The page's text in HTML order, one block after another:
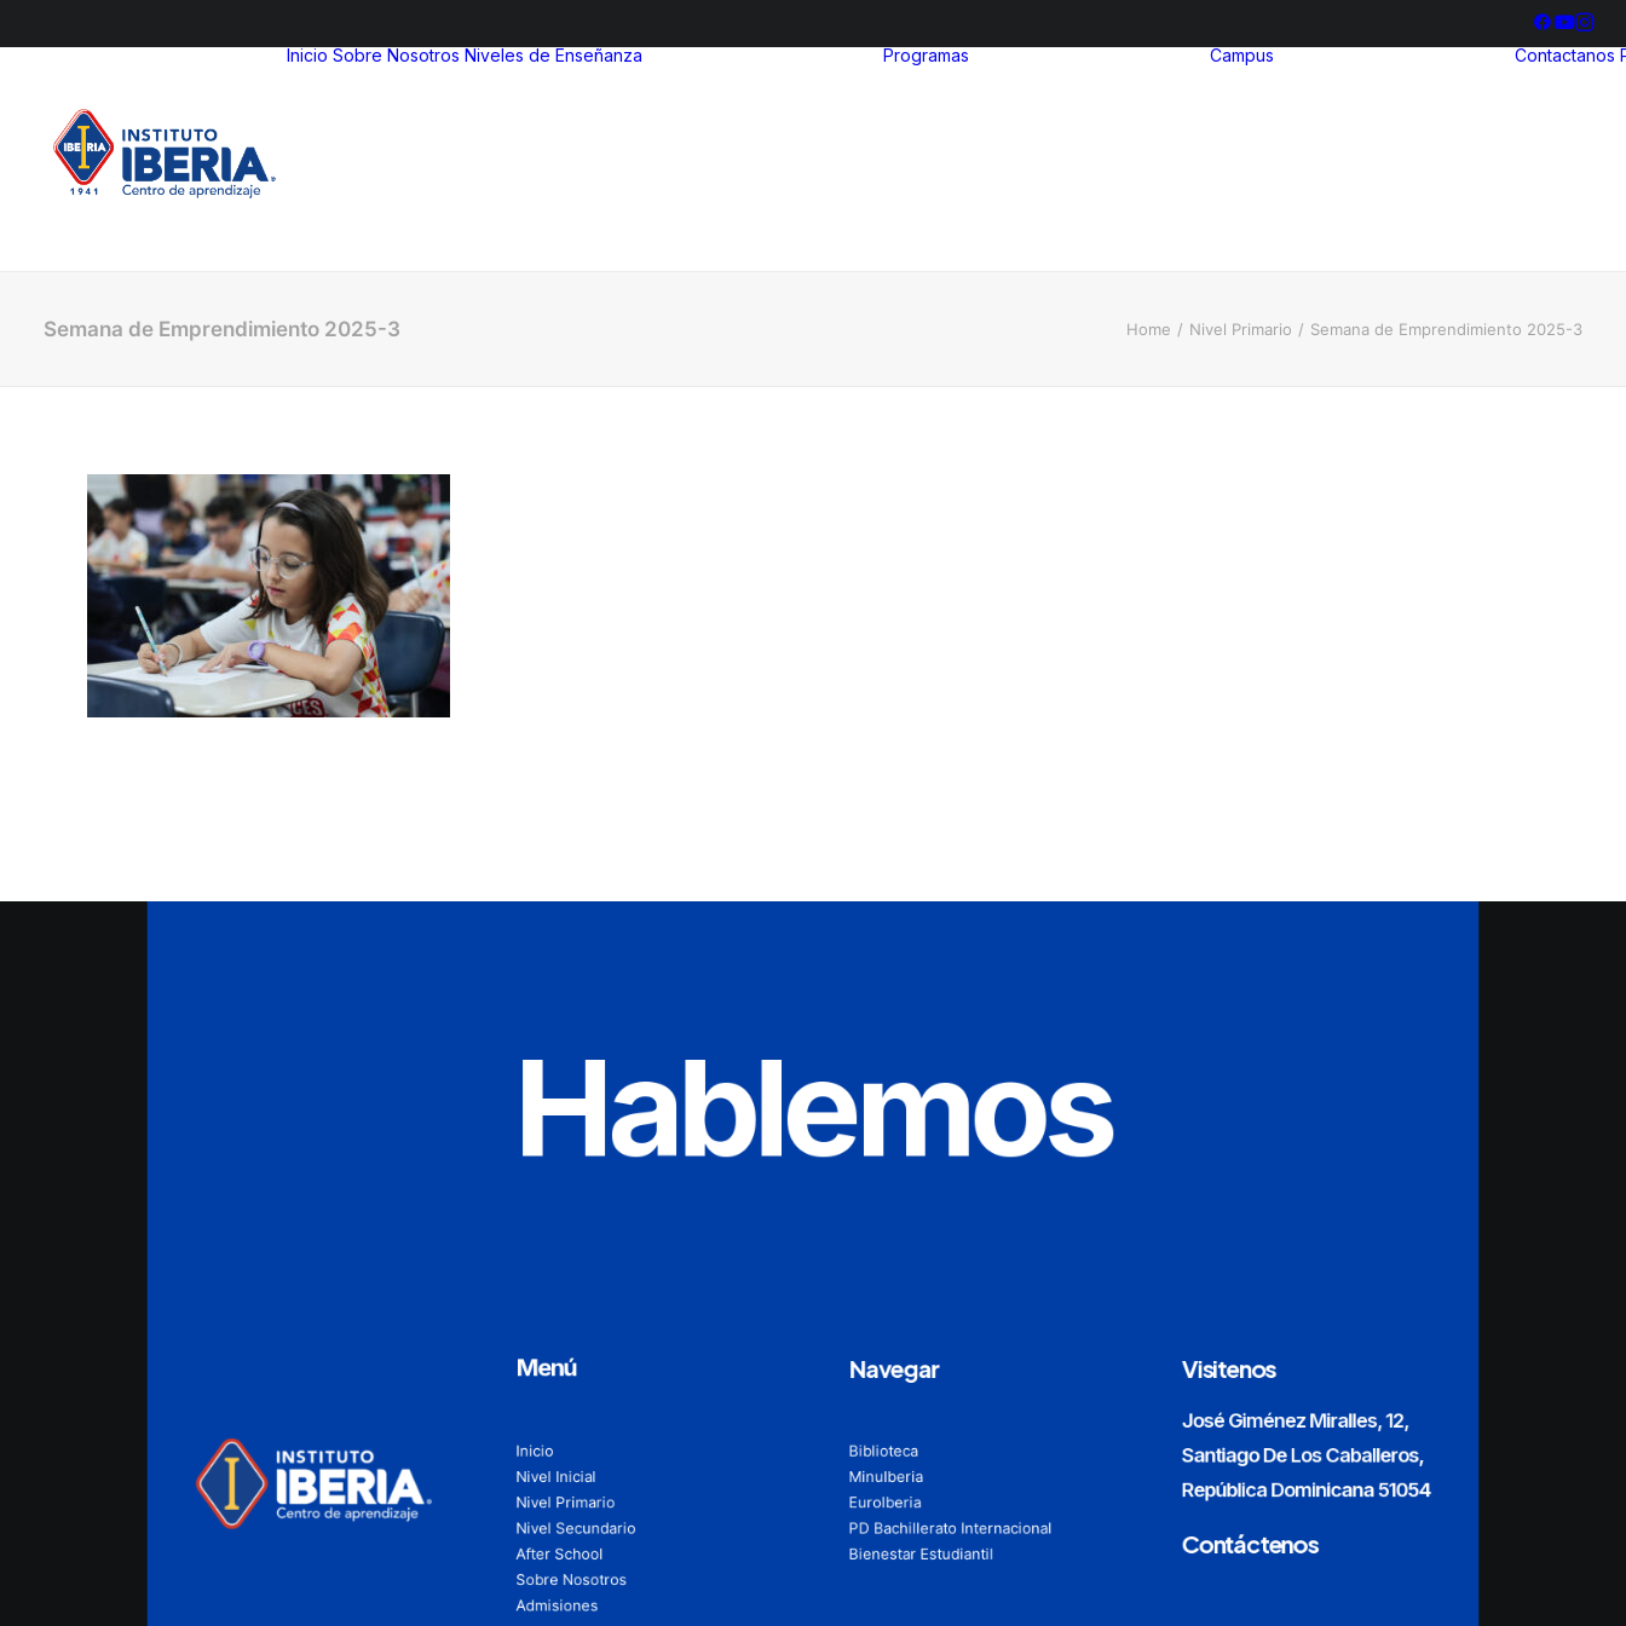
Inicio Sobre Nosotros Niveles de Enseñanza Programas Campus Contactanos
Semana de Emprendimiento 2025-3 Home Nivel Primario Semana de Emprendimiento 2025-3
Hablemos
Menú
Inicio
Nivel Inicial
Nivel Primario
Nivel Secundario
After School
Sobre Nosotros
Admisiones
Navegar
Biblioteca
MinuIberia
EuroIberia
PD Bachillerato Internacional
Bienestar Estudiantil
Visitenos
José Giménez Miralles, 12,
Santiago De Los Caballeros,
República Dominicana 51054
Contáctenos